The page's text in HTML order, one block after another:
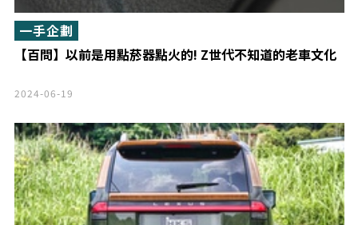
【百問】以前是用點菸器點火的! Z世代不知道的老車文化
一手企劃
2024-06-19